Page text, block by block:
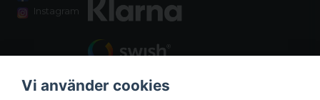
Instagram
Vi använder cookies